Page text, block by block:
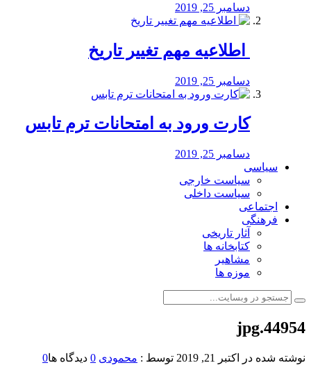
دسامبر 25, 2019
️ اطلاعیه مهم تغییر تاریخ
دسامبر 25, 2019
کارت ورود به امتحانات ترم تابس
دسامبر 25, 2019
سیاسی
سیاست خارجی
سیاست داخلی
اجتماعی
فرهنگی
آثار تاریخی
کتابخانه ها
مشاهیر
موزه ها
44954.jpg
نوشته شده در اکتبر 21, 2019 توسط : محمودی 0 دیدگاه ها0